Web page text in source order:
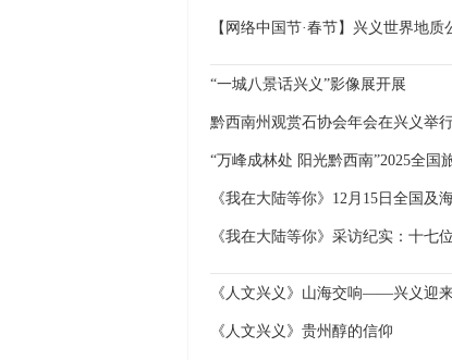
“一城八景话兴义”影像展开展
黔西南州观赏石协会年会在兴义举
“万峰成林处 阳光黔西南”2025全国
《我在大陆等你》采访纪实：十七
《人文兴义》山海交响——兴义迎
《人文兴义》贵州醇的信仰